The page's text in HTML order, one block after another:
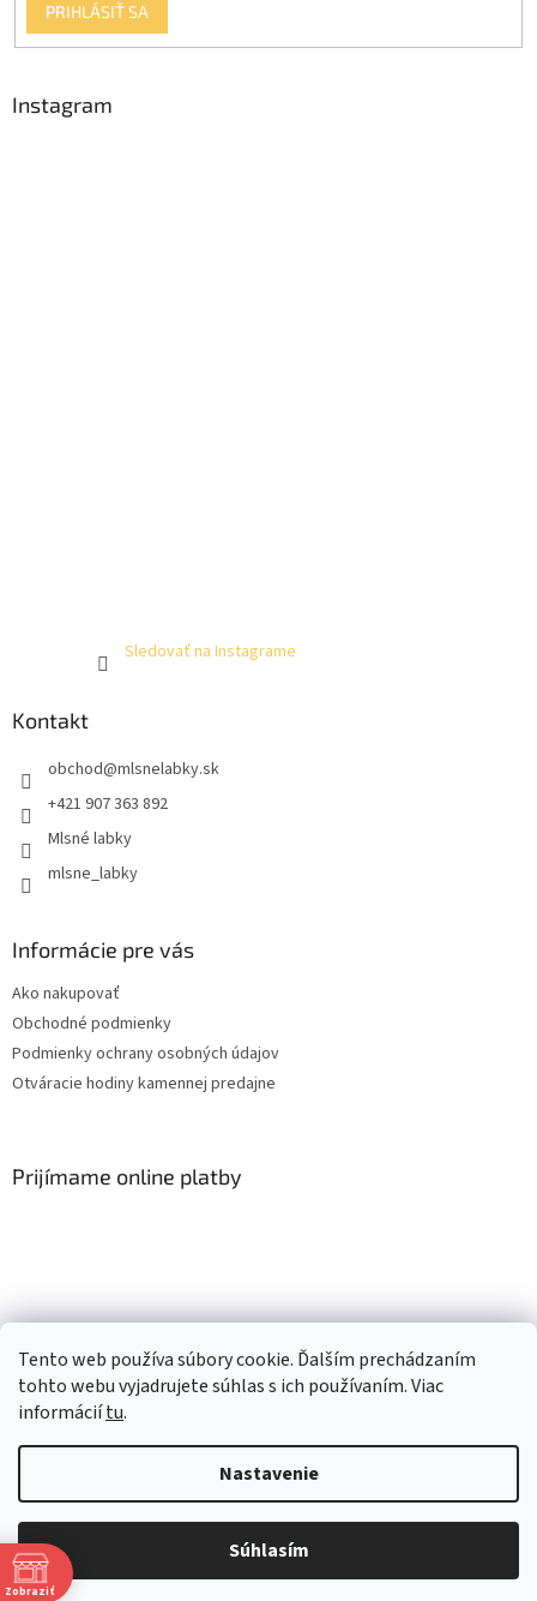
Tento web používa súbory cookie. Ďalším prechádzaním
tohto webu vyjadrujete súhlas s ich používaním. Viac
informáciítu.
Nastavenie
Súhlasím
PRIHLÁSIŤ SA
Instagram
Sledovať na Instagrame
Kontakt
obchod@mlsnelabky.sk
+421 907 363 892
Mlsné labky
mlsne_labky
Informácie pre vás
Ako nakupovať
Obchodné podmienky
Podmienky ochrany osobných údajov
Otváracie hodiny kamennej predajne
Prijímame online platby
Facebook
Copyright 2026Mlsné labky. Všetky práva vyhradené.Upraviť
nastavenie cookies
Zobraziť Získaj 4% zľavu